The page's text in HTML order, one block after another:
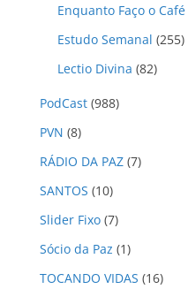
Enquanto Faço o Café
Estudo Semanal (255)
Lectio Divina (82)
PodCast (988)
PVN (8)
RÁDIO DA PAZ (7)
SANTOS (10)
Slider Fixo (7)
Sócio da Paz (1)
TOCANDO VIDAS (16)